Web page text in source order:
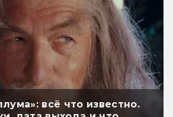
всё что известно.